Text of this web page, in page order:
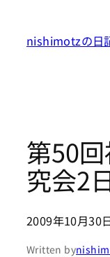
nishimotzの日
第50
究会2
2009年10月30
Written by